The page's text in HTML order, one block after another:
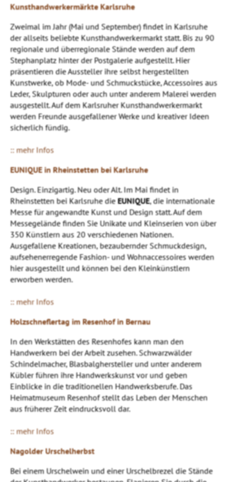
Kunsthandwerkermärkte Karlsruhe
Zweimal im Jahr (Mai und September) findet in Karlsruhe
der allseits beliebte Kunsthandwerkermarkt statt. Bis zu 90
regionale und überregionale Stände werden auf dem
Stephanplatz hinter der Postgalerie aufgestellt. Hier
präsentieren die Aussteller ihre selbst hergestellten
Kunstwerke, ob Mode- und Schmuckstücke, Accessoires aus
Leder, Skulpturen oder auch unter anderem Malerei werden
ausgestellt. Auf dem Karlsruher Kunsthandwerkermarkt
werden Freunde ausgefallener Werke und kreativer Ideen
sicherlich fündig.
:: mehr Infos
EUNIQUE in Rheinstetten bei Karlsruhe
Design. Einzigartig. Neu oder Alt. Im Mai findet in
Rheinstetten bei Karlsruhe dieEUNIQUE, die internationale
Messe für angewandte Kunst und Design statt. Auf dem
Messegelände finden Sie Unikate und Kleinserien von über
350 Künstlern aus 20 verschiedenen Nationen.
Ausgefallene Kreationen, bezaubernder Schmuckdesign,
aufsehenerregende Fashion- und Wohnaccessoires werden
hier ausgestellt und können bei den Kleinkünstlern
erworben werden.
:: mehr Infos
Holzschneflertag im Resenhof in Bernau
In den Werkstätten des Resenhofes kann man den
Handwerkern bei der Arbeit zusehen. Schwarzwälder
Schindelmacher, Blasbalghersteller und unter anderem
Kübler führen ihre Handwerkskunst vor und geben
Einblicke in die traditionellen Handwerksberufe. Das
Heimatmuseum Resenhof stellt das Leben der Menschen
aus früherer Zeit eindrucksvoll dar.
:: mehr Infos
Nagolder Urschelherbst
Bei einem Urschelwein und einer Urschelbrezel die Stände